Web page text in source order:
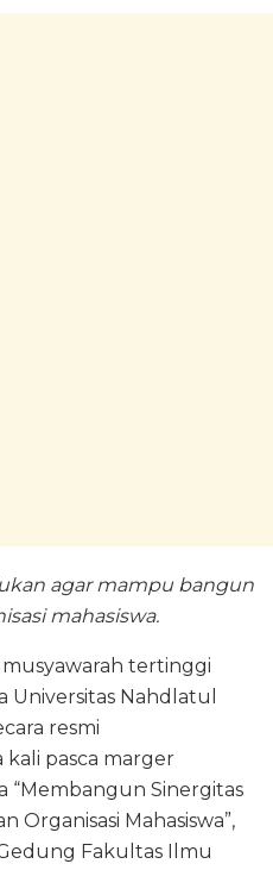
agar mampu bangun
mahasiswa.
tertinggi
Universitas Nahdlatul
resmi
pasca marger
“Membangun Sinergitas
Organisasi Mahasiswa”,
Fakultas Ilmu